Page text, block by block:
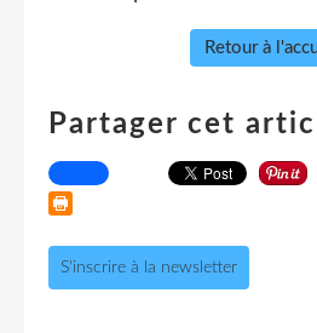
Retour à
Partager cet
S'inscrire à la newsletter